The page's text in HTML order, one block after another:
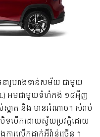
នារូបរាងទាន់សម័យ ជាមួយ
អមជាមួយទំហំកង់ ១៨អុីញ
ស្អាត និង មានអំណាច។ សំរាប់
បិទបើកដោយស្វ័យប្រវត្តិដោយ
ការលើកដាក់អីវ៉ាន់ច្រើន ។